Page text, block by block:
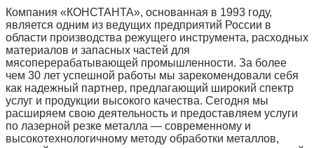
Компания «КОНСТАНТА», основанная в 1993 году,
является одним из ведущих предприятий России в
области производства режущего инструмента, расходных
материалов и запасных частей для
мясоперерабатывающей промышленности. За более
чем 30 лет успешной работы мы зарекомендовали себя
как надежный партнер, предлагающий широкий спектр
услуг и продукции высокого качества. Сегодня мы
расширяем свою деятельность и предоставляем услуги
по лазерной резке металла — современному и
высокотехнологичному методу обработки металлов,